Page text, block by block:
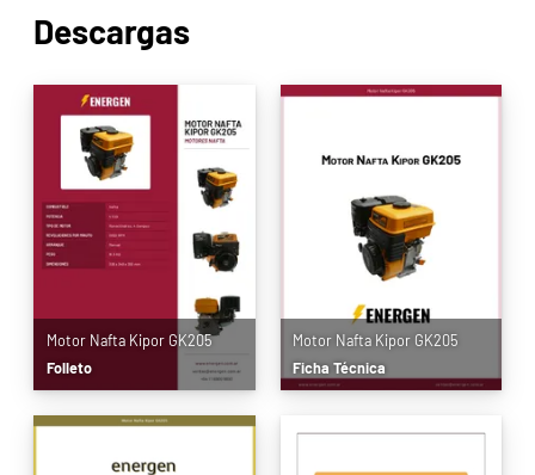
Descargas
Motor Nafta Kipor GK205
Folleto
Motor Nafta Kipor GK205
Ficha Técnica